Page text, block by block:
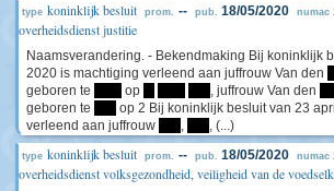
type koninklijk besluit prom. -- pub. 18/05/2020 numac
overheidsdienst justitie
Naamsverandering. - Bekendmaking Bij koninklijk
2020 is machtiging verleend aan juffrouw Van den
geboren te
op , juffrouw Van den
geboren te
op 2 Bij koninklijk besluit van 23
verleend aan juffrouw
, , (...)
type koninklijk besluit prom. -- pub. 18/05/2020 numac
overheidsdienst volksgezondheid, veiligheid van de